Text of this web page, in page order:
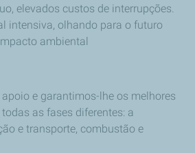
elevados custos de interrupções.
intensiva, olhando para o futuro
ambiental
e garantimos-lhe os melhores
as fases diferentes: a
e transporte, combustão e